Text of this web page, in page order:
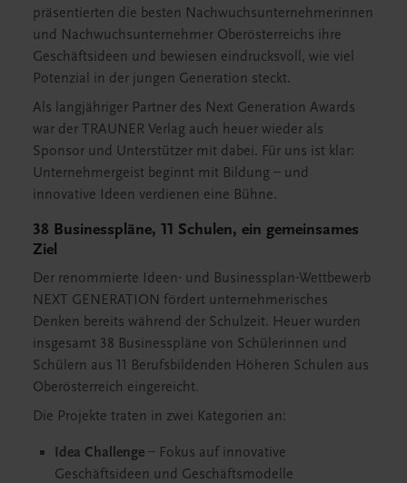
präsentierten die besten Nachwuchsunternehmerinnen
und Nachwuchsunternehmer Oberösterreichs ihre
Geschäftsideen und bewiesen eindrucksvoll, wie viel
Potenzial in der jungen Generation steckt.
Als langjähriger Partner des Next Generation Awards
war der TRAUNER Verlag auch heuer wieder als
Sponsor und Unterstützer mit dabei. Für uns ist klar:
Unternehmergeist beginnt mit Bildung – und
innovative Ideen verdienen eine Bühne.
38 Businesspläne, 11 Schulen, ein gemeinsames
Ziel
Der renommierte Ideen- und Businessplan-Wettbewerb
NEXT GENERATION fördert unternehmerisches
Denken bereits während der Schulzeit. Heuer wurden
insgesamt 38 Businesspläne von Schülerinnen und
Schülern aus 11 Berufsbildenden Höheren Schulen aus
Oberösterreich eingereicht.
Die Projekte traten in zwei Kategorien an:
Idea Challenge – Fokus auf innovative
Geschäftsideen und Geschäftsmodelle